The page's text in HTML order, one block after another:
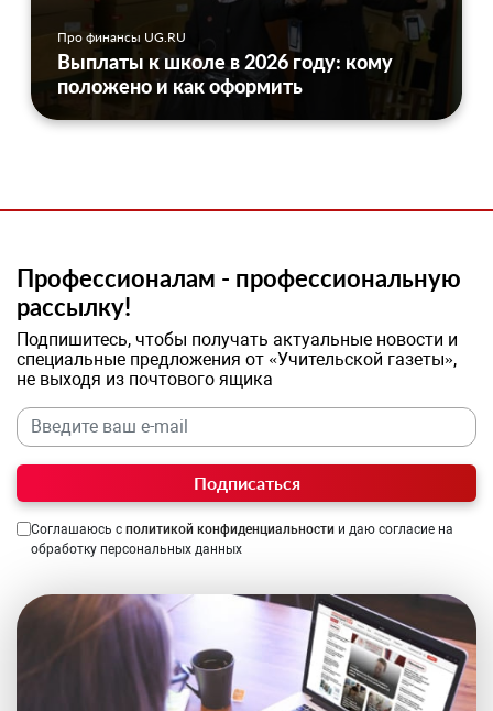
Про финансы UG.RU
Выплаты к школе в 2026 году: кому
положено и как оформить
Профессионалам - профессиональную
рассылку!
Подпишитесь, чтобы получать актуальные новости и
специальные предложения от «Учительской газеты»,
не выходя из почтового ящика
Подписаться
Соглашаюсь с политикой конфиденциальности и даю согласие на
обработку персональных данных